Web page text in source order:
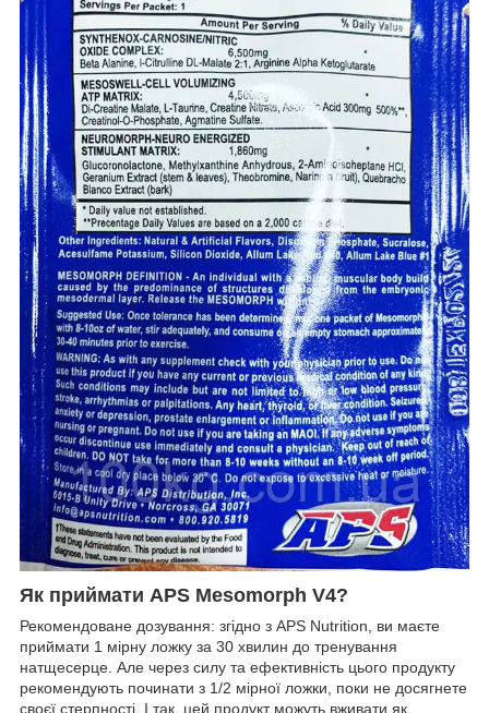
Як приймати APS Mesomorph V4?
Рекомендоване дозування: згідно з APS Nutrition, ви маєте
приймати 1 мірну ложку за 30 хвилин до тренування
натщесерце. Але через силу та ефективність цього продукту
рекомендують починати з 1/2 мірної ложки, поки не досягнете
своєї стерпності. І так, цей продукт можуть вживати як